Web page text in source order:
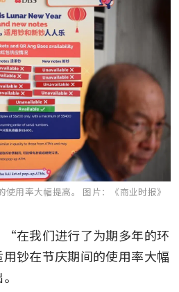
使用率大幅提高。 图片：《商业时报》
在我们进行了为期多年的环
钞在节庆期间的使用率大幅